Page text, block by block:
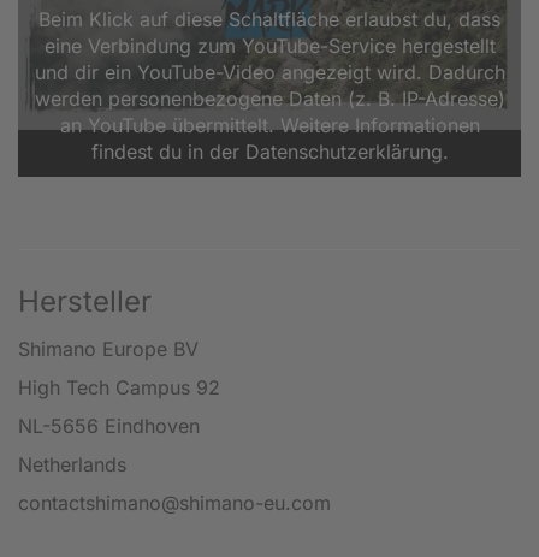
Beim Klick auf diese Schaltfläche erlaubst du, dass
eine Verbindung zum YouTube-Service hergestellt
und dir ein YouTube-Video angezeigt wird. Dadurch
werden personenbezogene Daten (z. B. IP-Adresse)
an YouTube übermittelt. Weitere Informationen
findest du in der Datenschutzerklärung.
Hersteller
Shimano Europe BV
High Tech Campus 92
NL-5656 Eindhoven
Netherlands
contactshimano@shimano-eu.com